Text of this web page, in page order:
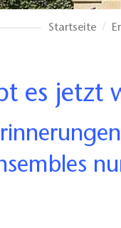
Startseite
es jetzt